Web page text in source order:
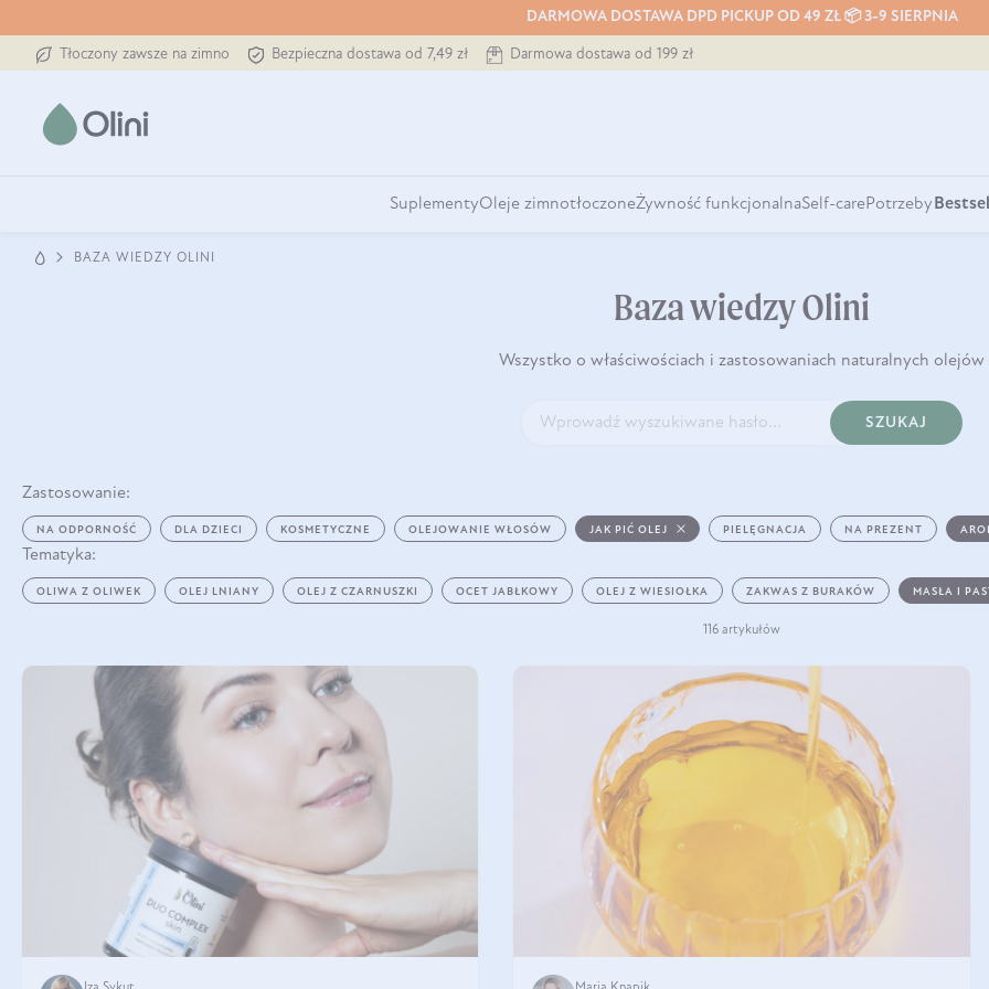
DARMOWA DOSTAWA DPD PICKUP OD 49 ZŁ 📦 3-9 SIERPNIA
Tłoczony zawsze na zimno Bezpieczna dostawa od 7,49 zł Darmowa dostawa od 199 zł
SuplementyOleje zimnotłoczoneŻywność funkcjonalnaSelf-carePotrzeby
BAZA WIEDZY OLINI
Baza wiedzy Olini
Wszystko o właściwościach i zastosowaniach naturalnych olejów
SZUKAJ
Zastosowanie:
NA ODPORNOŚĆ DLA DZIECI KOSMETYCZNE OLEJOWANIE WŁOSÓW JAK PIĆ OLEJ PIELĘGNACJA NA PREZENT
Tematyka:
OLIWA Z OLIWEK OLEJ LNIANY OLEJ Z CZARNUSZKI OCET JABŁKOWY OLEJ Z WIESIOŁKA ZAKWAS Z BURAKÓW MASŁA I
116 artykułów